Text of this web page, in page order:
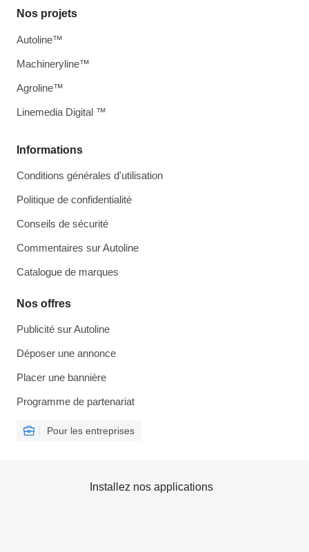
Informations
Conditions générales d'utilisation
Politique de confidentialité
Conseils de sécurité
Commentaires sur Autoline
Catalogue de marques
Nos offres
Publicité sur Autoline
Déposer une annonce
Placer une bannière
Programme de partenariat
Pour les entreprises
Nos projets
Autoline™
Machineryline™
Agroline™
Linemedia Digital ™
Installez nos applications